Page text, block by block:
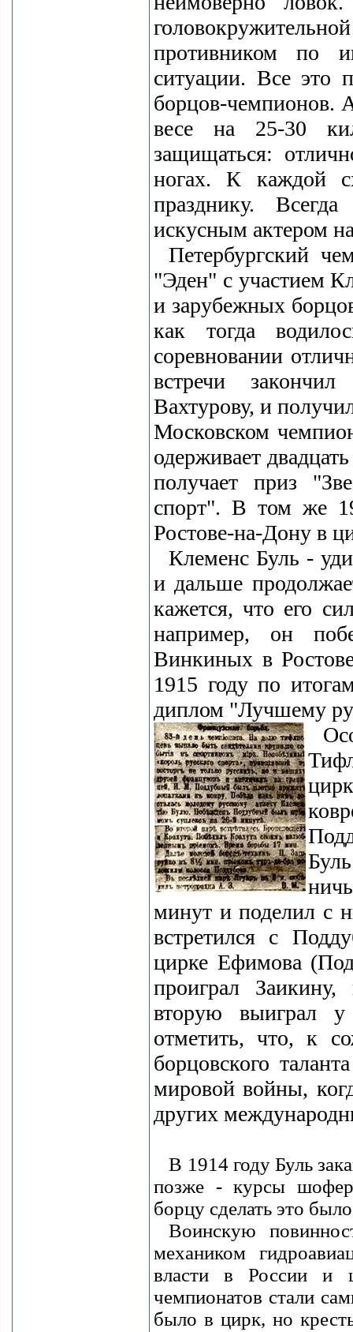
противником по
ситуации. Все это
борцов-чемпионов.
весе на 25-30
защищаться:
ногах. К каждой
празднику.
искусным актером
Петербургский
"Эден" с участием
и зарубежных
как тогда
соревновании
встречи
Вахтурову, и
Московском
одерживает
получает приз
спорт". В том же
Ростове-на-Дону в
Клеменс Буль -
и дальше
кажется, что его
например, он
Винкиных в
1915 году по
диплом "Лучшему
минут и поделил с
встретился с
цирке Ефимова
проиграл
вторую выиграл
отметить, что, к
борцовского
мировой войны,
других
В 1914 году Буль
позже - курсы
борцу сделать это
Воинскую
механиком
власти в России и
чемпионатов стали
было в цирк, но